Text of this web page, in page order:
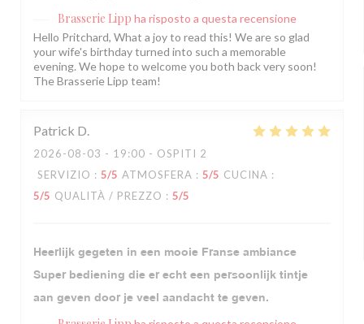
Brasserie Lipp ha risposto a questa recensione
Hello Pritchard, What a joy to read this! We are so glad
your wife's birthday turned into such a memorable
evening. We hope to welcome you both back very soon!
The Brasserie Lipp team!
Patrick D
2026-08-03 - 19:00 - OSPITI 2
SERVIZIO : 5/5 ATMOSFERA : 5/5 CUCINA :
5/5 QUALITÀ / PREZZO : 5/5
Heerlijk gegeten in een mooie Franse ambiance
Super bediening die er echt een persoonlijk tintje
aan geven door je veel aandacht te geven.